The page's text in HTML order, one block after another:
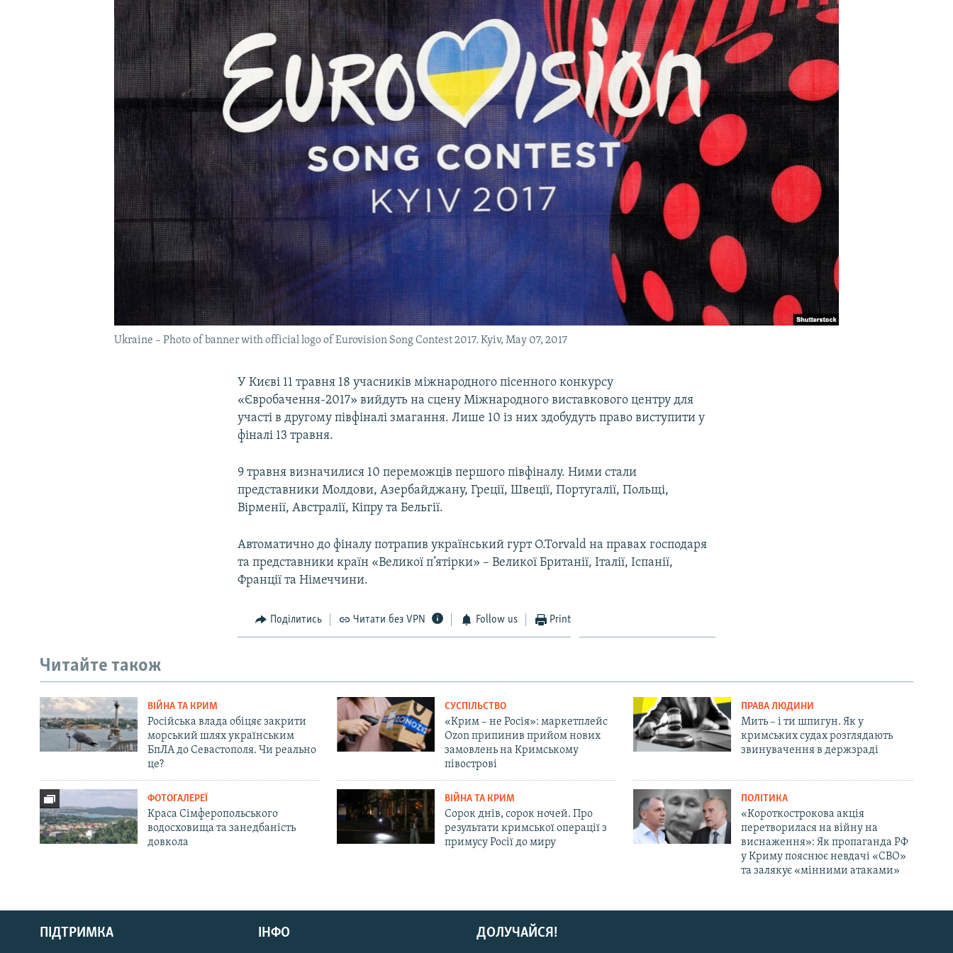
УКРАЇНСЬКА ПРОБЛЕМА КРИМУ
Русский
Qırımtatar
Ukraine – Photo of banner with official logo of Eurovision Song Contest 2017. Kyiv, May 07, 2017
У Києві 11 травня 18 учасників міжнародного пісенного конкурсу
«Євробачення-2017» вийдуть на сцену Міжнародного виставкового центру для
участі в другому півфіналі змагання. Лише 10 із них здобудуть право виступити у
фіналі 13 травня.
9 травня визначилися 10 переможців першого півфіналу. Ними стали
представники Молдови, Азербайджану, Греції, Швеції, Португалії, Польщі,
Вірменії, Австралії, Кіпру та Бельгії.
Автоматично до фіналу потрапив український гурт O.Torvald на правах господаря
та представники країн «Великої п’ятірки» – Великої Британії, Італії, Іспанії,
Франції та Німеччини.
Поділитись Читати без VPN Follow us Print
Читайте також
ВІЙНА ТА КРИМ
Російська влада обіцяє закрити
морський шлях українським
БпЛА до Севастополя. Чи реально
це?
СУСПІЛЬСТВО
«Крим – не Росія»: маркетплейс
Ozon припинив прийом нових
замовлень на Кримському
півострові
ПРАВА ЛЮДИНИ
Мить – і ти шпигун. Як у
кримських судах розглядають
звинувачення в держзраді
ФОТОГАЛЕРЕЇ
Краса Сімферопольського
водосховища та занедбаність
довкола
ВІЙНА ТА КРИМ
Сорок днів, сорок ночей. Про
результати кримської операції з
примусу Росії до миру
ПОЛІТИКА
«Короткострокова акція
перетворилася на війну на
виснаження»: Як пропаганда РФ
у Криму пояснює невдачі «СВО»
та залякує «мінними атаками»
ДОЛУЧАЙСЯ!
ПІДТРИМКА ІНФО